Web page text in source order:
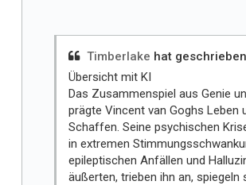
m
i
Timberlake hat
Übersicht mit KI
Das Zusammenspiel aus Genie
prägte Vincent van Goghs Leben
Schaffen. Seine psychischen
in extremen
epileptischen Anfällen und
äußerten, trieben ihn an, spiegeln